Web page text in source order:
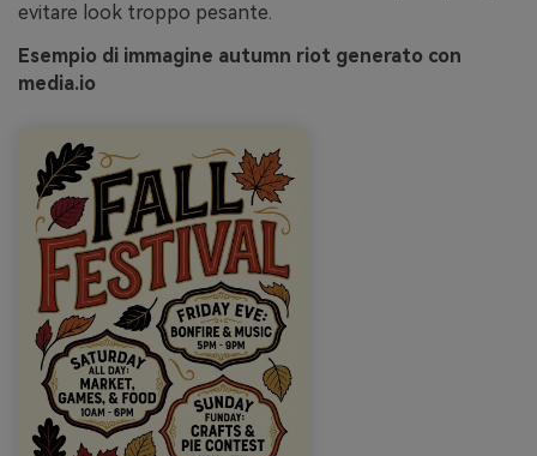
evitare look troppo pesante.
Esempio di immagine autumn riot generato con
media.io